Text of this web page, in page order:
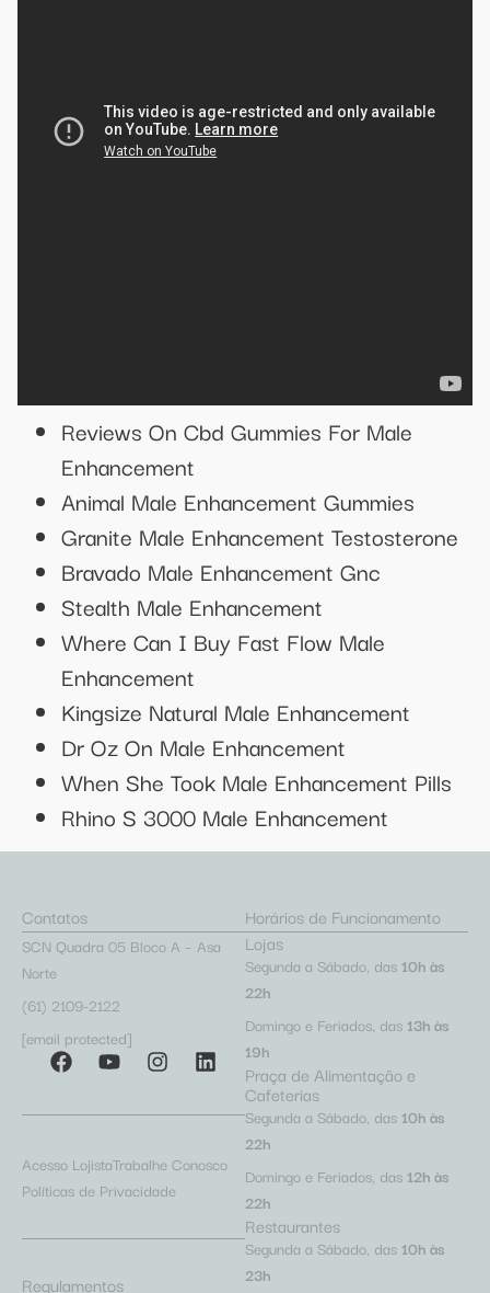
Reviews On Cbd Gummies For Male
Enhancement
Animal Male Enhancement Gummies
Granite Male Enhancement Testosterone
Bravado Male Enhancement Gnc
Stealth Male Enhancement
Where Can I Buy Fast Flow Male
Enhancement
Kingsize Natural Male Enhancement
Dr Oz On Male Enhancement
When She Took Male Enhancement Pills
Rhino S 3000 Male Enhancement
Contatos
SCN Quadra 05 Bloco A – Asa
Norte
(61) 2109-2122
[email protected]
Acesso LojistaTrabalhe Conosco
Políticas de Privacidade
Regulamentos
Horários de Funcionamento
Lojas
Segunda a Sábado, das 10h às
22h
Domingo e Feriados, das 13h às
19h
Praça de Alimentação e
Cafeterias
Segunda a Sábado, das 10h às
22h
Domingo e Feriados, das 12h às
22h
Restaurantes
Segunda a Sábado, das 10h às
23h